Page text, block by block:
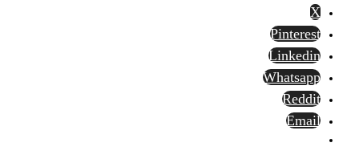
X
Pinterest
Linkedin
Whatsapp
Reddit
Email